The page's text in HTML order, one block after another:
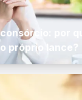
por
próprio lance?